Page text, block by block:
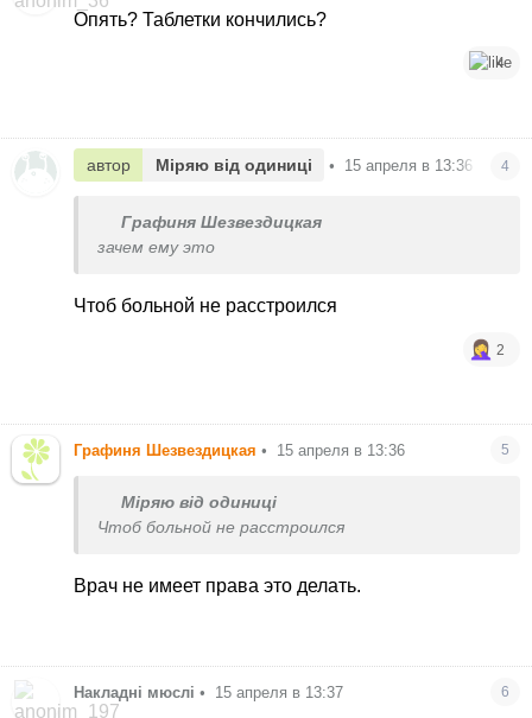
Опять? Таблетки кончились?
4
автор Міряю від одиниці • 15 апреля в 13:36 4
Графиня Шезвездицкая
зачем ему это
Чтоб больной не расстроился
2
Графиня Шезвездицкая • 15 апреля в 13:36 5
Міряю від одиниці
Чтоб больной не расстроился
Врач не имеет права это делать.
Накладні мюслі • 15 апреля в 13:37 6